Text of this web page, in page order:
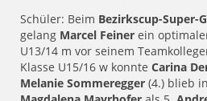
Schüler: Beim Bezirkscup-Super-
gelang Marcel Feiner ein
U13/14 m vor seinem
Klasse U15/16 w konnte Carina
Melanie Sommeregger (4.) blieb